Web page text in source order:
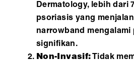
Dermatology, lebih dari
psoriasis yang
narrowband mengalami
signifikan.
Non-Invasif: Tidak